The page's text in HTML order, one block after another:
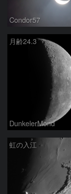
Condor57
月齢24.3
DunkelerMond
虹の入江